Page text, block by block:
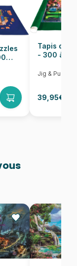
Tapis de
- 300 à
Jig & Puz
39,95€